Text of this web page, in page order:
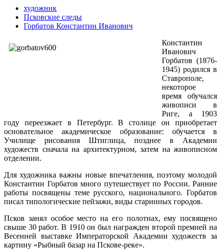
художник
Псковские следы
Горбатов Константин Иванович
Константин
Иванович
Горбатов (1876-
1945) родился в
Ставрополе,
некоторое
время обучался
живописи в
Риге, а 1903
году переезжает в Петербург. В столице он приобретает
основательное академическое образование: обучается в
Училище рисования Штиглица, позднее в Академии
художеств сначала на архитектурном, затем на живописном
отделении.
Для художника важны новые впечатления, поэтому молодой
Константин Горбатов много путешествует по России. Ранние
работы посвящены теме русского, национального. Горбатов
писал типологические пейзажи, виды старинных городов.
Псков занял особое место на его полотнах, ему посвящено
свыше 30 работ. В 1910 он был награжден второй премией на
Весенней выставке Императорской Академии художеств за
картину «Рыбный базар на Пскове-реке».